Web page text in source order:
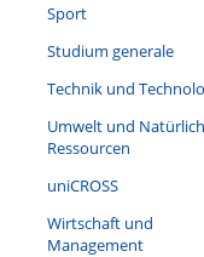
Sport
Studium generale
Technik und
Umwelt und
Ressourcen
uniCROSS
Wirtschaft und
Management